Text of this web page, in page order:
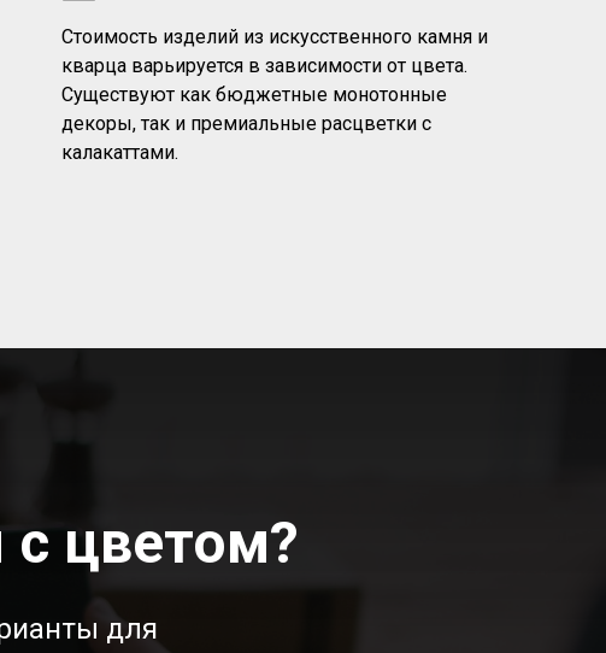
Стоимость изделий из искусственного камня и
кварца варьируется в зависимости от цвета.
Существуют как бюджетные монотонные
декоры, так и премиальные расцветки с
калакаттами.
цветом?
для